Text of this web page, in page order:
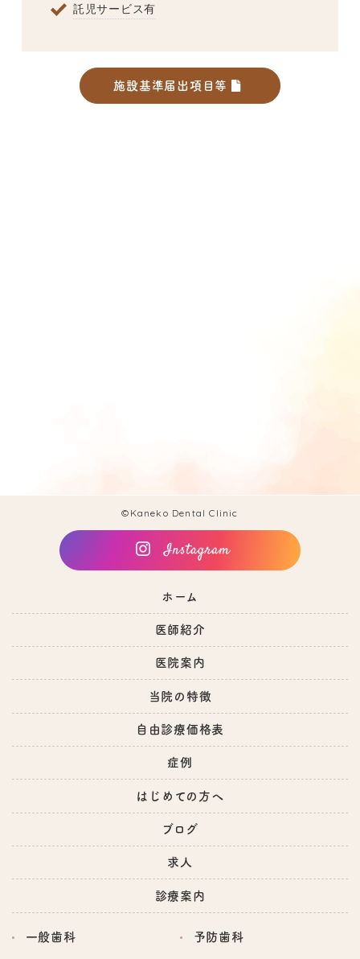
託児サービス有
施設基準届出項目等
©Kaneko Dental Clinic
ホーム
医師紹介
医院案内
当院の特徴
自由診療価格表
症例
はじめての方へ
ブログ
求人
診療案内
一般歯科 予防歯科